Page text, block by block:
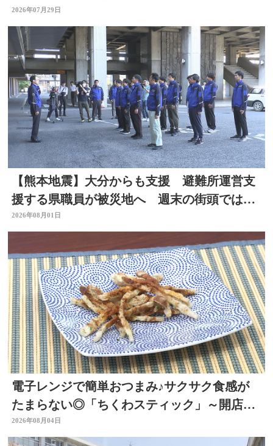
告発 大分
2026年07月29日
【熊本地震】大分からも支援 避難所運営支
援する県職員が被災地へ 週末の街頭では募
金の呼びかけも
2026年08月01日
電子レンジで簡単おつまみ♪サクサク食感が
たまらない◎「ちくわスティック」～開店！
キッチン別府ちゃん～
2026年08月04日